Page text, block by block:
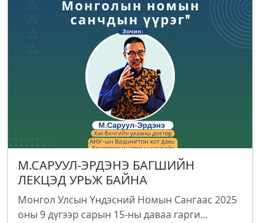
М.САРУУЛ-ЭРДЭНЭ БАГШИЙН
ЛЕКЦЭД УРЬЖ БАЙНА
Монгол Улсын Үндэсний Номын Сангаас 2025
оны 9 дүгээр сарын 15-ны даваа гарги...